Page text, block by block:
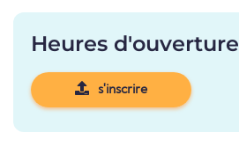
Heures d'ouverture
s'inscrire